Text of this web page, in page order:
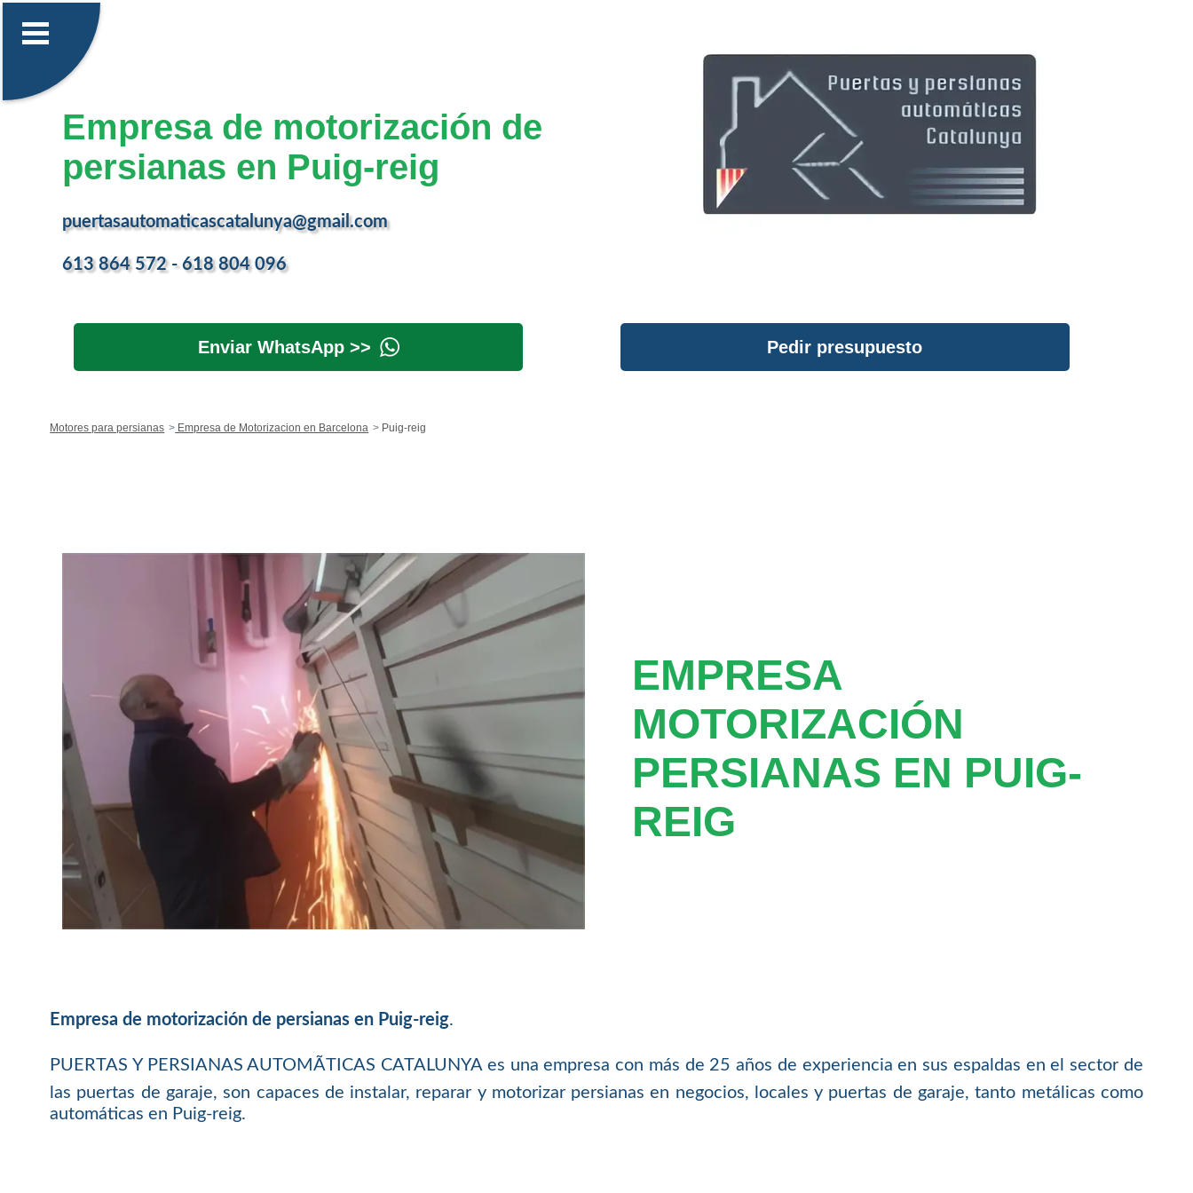
Empresa de motorización de
persianas en Puig-reig
puertasautomaticascatalunya@gmail.com
613 864 572 - 618 804 096
Enviar WhatsApp >> Pedir presupuesto
Motores para persianas Empresa de Motorizacion en Barcelona Puig-reig
EMPRESA
MOTORIZACIÓN
PERSIANAS EN PUIG-
REIG
Empresa de motorización de persianas en Puig-reig.
PUERTAS Y PERSIANAS AUTOMÃTICAS CATALUNYA es una empresa con más de 25 años de experiencia en sus espaldas en el sector de
las puertas de garaje, son capaces de instalar, reparar y motorizar persianas en negocios, locales y puertas de garaje, tanto metálicas como
automáticas en Puig-reig.